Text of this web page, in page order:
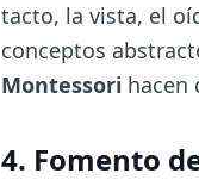
tacto, la vista, el
conceptos
Montessori hacen
4. Fomento